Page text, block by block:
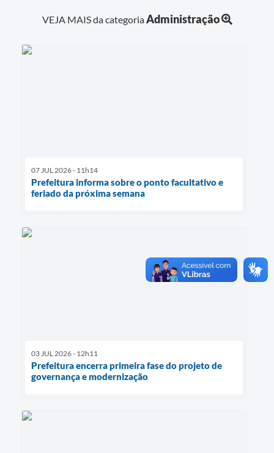
VEJA MAIS da categoriaAdministração
07 JUL 2026 - 11h14
Prefeitura informa sobre o ponto facultativo e
feriado da próxima semana
03 JUL 2026 - 12h11
Prefeitura encerra primeira fase do projeto de
governança e modernização